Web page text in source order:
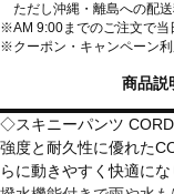
ただし沖縄・離島への配送
※AM 9:00までのご注文で
※クーポン・キャンペーン
商品説
◇スキニーパンツ
強度と耐久性に優れた
らに動きやすく快適にな